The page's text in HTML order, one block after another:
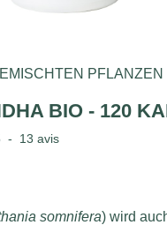
PFLANZEN
BIO - 120
- 13avis
somnifera) wird